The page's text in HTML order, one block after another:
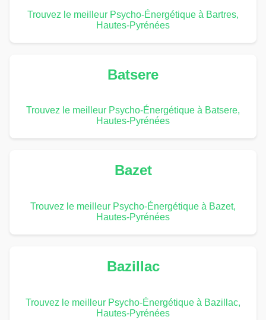
Trouvez le meilleur Psycho-Énergétique à Bartres,
Hautes-Pyrénées
Batsere
Trouvez le meilleur Psycho-Énergétique à Batsere,
Hautes-Pyrénées
Bazet
Trouvez le meilleur Psycho-Énergétique à Bazet,
Hautes-Pyrénées
Bazillac
Trouvez le meilleur Psycho-Énergétique à Bazillac,
Hautes-Pyrénées